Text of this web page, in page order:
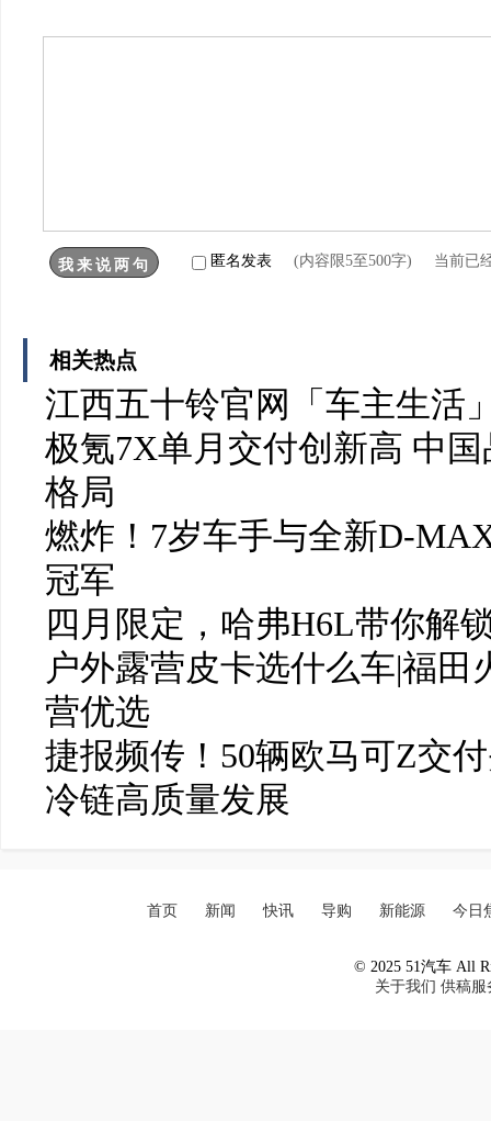
匿名发表 (内容限5至500字) 当前已
相关热点
江西五十铃官网「车主生活
极氪7X单月交付创新高 中
格局
燃炸！7岁车手与全新D-
冠军
四月限定，哈弗H6L带你解
户外露营皮卡选什么车|福
营优选
捷报频传！50辆欧马可Z交
冷链高质量发展
首页 新闻 快讯 导购 新能源 今日
© 2025 51汽车 All
关于我们 供稿服